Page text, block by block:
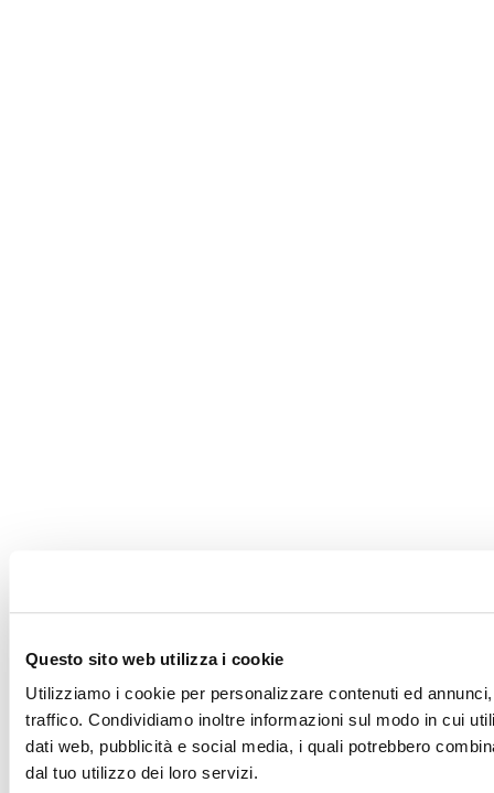
Questo sito web utilizza i cookie
Utilizziamo i cookie per personalizzare contenuti ed
traffico. Condividiamo inoltre informazioni sul modo in cui
dati web, pubblicità e social media, i quali potrebbero
dal tuo utilizzo dei loro servizi.